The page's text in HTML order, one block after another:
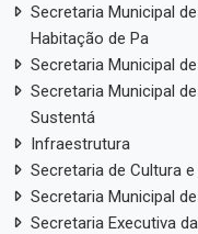
Secretaria Municipal
Habitação de Pa
Secretaria Municipal
Secretaria Municipal
Sustentá
Infraestrutura
Secretaria de Cultura
Secretaria Municipal
Secretaria Executiva